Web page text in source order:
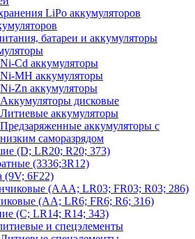
LiPo аккумуляторов
батареи и аккумуляторы
Ni-Cd аккумуляторы
Ni-MH аккумуляторы
Ni-Zn аккумуляторы
Аккумуляторы дисковые
Литиевые аккумуляторы
Предзаряженные аккумуляторы с
низким саморазрядом
(D; LR20; R20; 373)
(3336;3R12)
(9V; 6F22)
(AAA; LR03; FR03; R03; 286)
(AA; LR6; FR6; R6; 316)
(C; LR14; R14; 343)
и спецэлементы